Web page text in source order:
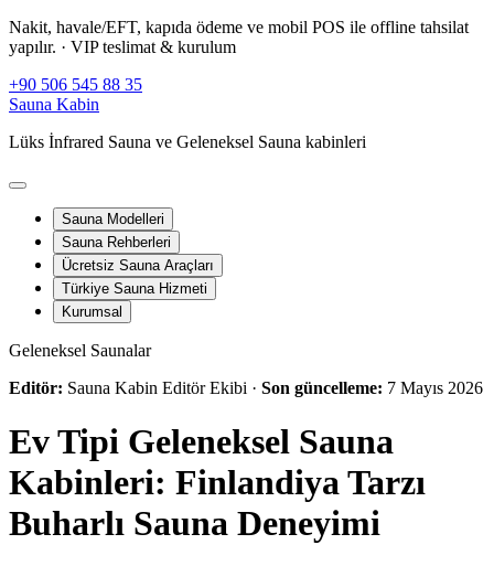
Nakit, havale/EFT, kapıda ödeme ve mobil POS ile offline tahsilat
yapılır. · VIP teslimat & kurulum
+90 506 545 88 35
Sauna Kabin
Lüks İnfrared Sauna ve Geleneksel Sauna kabinleri
Sauna Modelleri
Sauna Rehberleri
Ücretsiz Sauna Araçları
Türkiye Sauna Hizmeti
Kurumsal
Geleneksel Saunalar
Editör: Sauna Kabin Editör Ekibi · Son güncelleme: 7 Mayıs 2026
Ev Tipi Geleneksel Sauna
Kabinleri: Finlandiya Tarzı
Buharlı Sauna Deneyimi